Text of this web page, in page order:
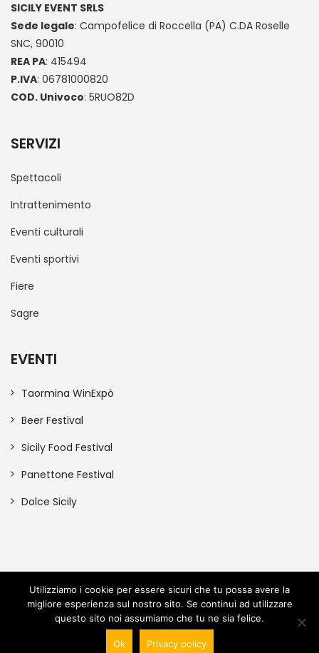
SICILY EVENT SRLS
Sede legale: Campofelice di Roccella (PA) C.DA Roselle
SNC, 90010
REA PA: 415494
P.IVA: 06781000820
COD. Univoco: 5RUO82D
SERVIZI
Spettacoli
Intrattenimento
Eventi culturali
Eventi sportivi
Fiere
Sagre
EVENTI
Taormina WinExpò
Beer Festival
Sicily Food Festival
Panettone Festival
Dolce Sicily
© 2023 SICILY EVENT SRLS P.IVA: 06781000820 | Tutti i diritti
sono riservati
Utilizziamo i cookie per essere sicuri che tu possa avere la
migliore esperienza sul nostro sito. Se continui ad utilizzare
questo sito noi assumiamo che tu ne sia felice.
Ok Privacy policy